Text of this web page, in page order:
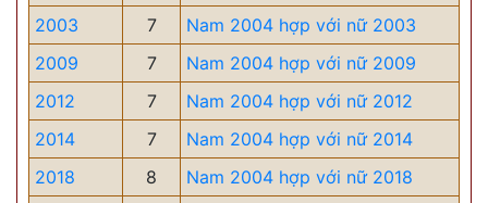
2003
7
Nam 2004 hợp với nữ 2003
2009
7
Nam 2004 hợp với nữ 2009
2012
7
Nam 2004 hợp với nữ 2012
2014
7
Nam 2004 hợp với nữ 2014
2018
8
Nam 2004 hợp với nữ 2018